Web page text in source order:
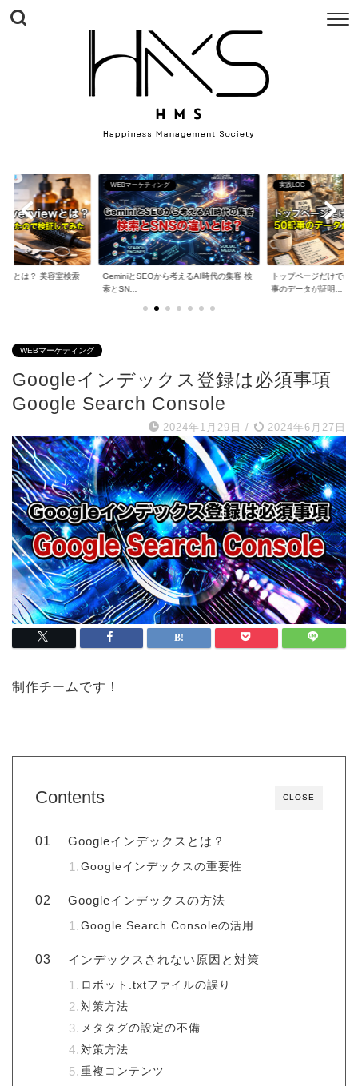
とは？ 美容室検索
WEBマーケティング
GeminiとSEOから考えるAI時代の集客 検
索とSN...
実践LOG
トップページだけでは
事のデータが証明...
WEBマーケティング
Googleインデックス登録は必須事項
Google Search Console
2024年1月29日 / 2024年6月27日
制作チームです！
CLOSE
Contents
Googleインデックスとは？
Googleインデックスの重要性
Googleインデックスの方法
Google Search Consoleの活用
インデックスされない原因と対策
ロボット.txtファイルの誤り
対策方法
メタタグの設定の不備
対策方法
重複コンテンツ